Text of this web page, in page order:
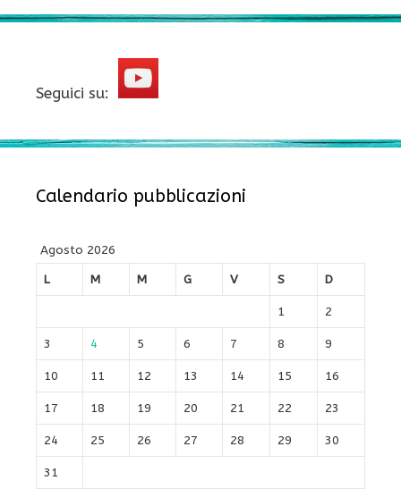
Seguici su:
Calendario pubblicazioni
Agosto 2026
L
M M G V S D
1 2
3 4 5 6 7 8 9
10 11 12 13 14 15 16
17 18 19 20 21 22 23
24 25 26 27 28 29 30
31